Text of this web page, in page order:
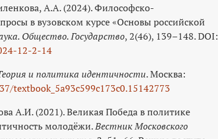
А.А. (2024). Философско-
в вузовском курсе «Основы российской
Общество. Государство, 2(46), 139–148. DOI:
12-2-14
и политика идентичности. Москва:
textbook_5a93c599c173c0.15142773
А.И. (2021). Великая Победа в политике
молодёжи.Вестник Московского